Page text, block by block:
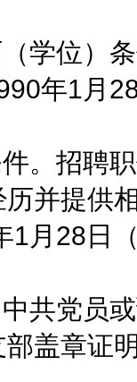
位）条
年1月
招聘职
并提供
1月28日
党员或
盖章证